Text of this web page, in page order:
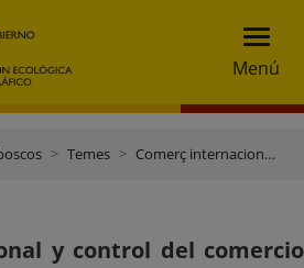
Menú
Temes Comerç internacional d’espècies i fusta
y control del comercio